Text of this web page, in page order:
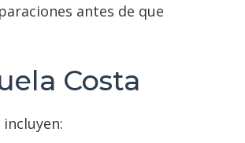
antes de que
Costa